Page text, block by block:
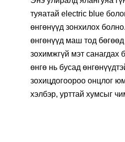
туяатай electric blue
өнгөнүүд зонхилох
өнгөнүүд маш тод
зохимжгүй мэт санагдах
өнгө нь бусад
зохицдогоороо онцлог
хэлбэр, урттай хумсыг